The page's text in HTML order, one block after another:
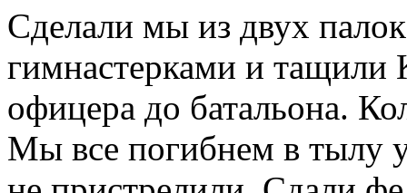
Сделали мы из двух
гимнастерками и тащили
офицера до батальона.
Мы все погибнем в тылу